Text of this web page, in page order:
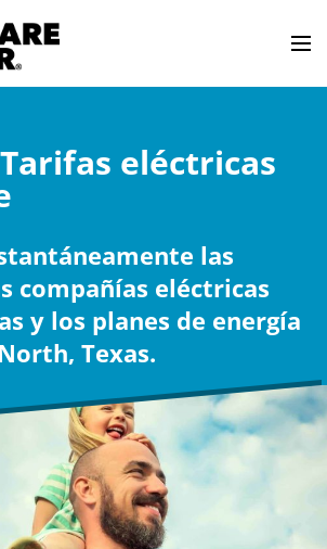
eléctricas
las
compañías eléctricas
y los planes de energía
Texas.